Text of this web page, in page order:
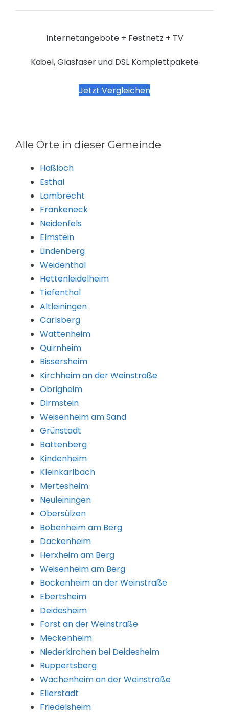
Internetangebote + Festnetz + TV
Kabel, Glasfaser und DSL Komplettpakete
Jetzt Vergleichen
Alle Orte in dieser Gemeinde
Haßloch
Esthal
Lambrecht
Frankeneck
Neidenfels
Elmstein
Lindenberg
Weidenthal
Hettenleidelheim
Tiefenthal
Altleiningen
Carlsberg
Wattenheim
Quirnheim
Bissersheim
Kirchheim an der Weinstraße
Obrigheim
Dirmstein
Weisenheim am Sand
Grünstadt
Battenberg
Kindenheim
Kleinkarlbach
Mertesheim
Neuleiningen
Obersülzen
Bobenheim am Berg
Dackenheim
Herxheim am Berg
Weisenheim am Berg
Bockenheim an der Weinstraße
Ebertsheim
Deidesheim
Forst an der Weinstraße
Meckenheim
Niederkirchen bei Deidesheim
Ruppertsberg
Wachenheim an der Weinstraße
Ellerstadt
Friedelsheim